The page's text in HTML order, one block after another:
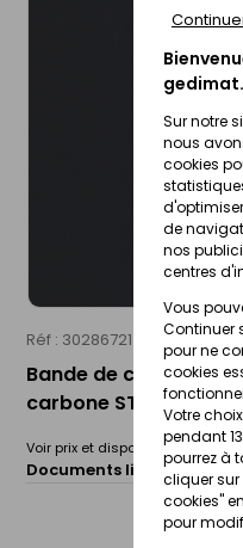
Sur notre
nous
cookies
de
nos
centres
Vous
Continuer
pour ne
cookies
Votre
pendant
pourrez à
cliquer sur
cookies"
pour
Réf : 30286721 EGGER
Bande de chant
carbone ST9 -
Voir prix et disponibilité en
Documents liés : Fiche